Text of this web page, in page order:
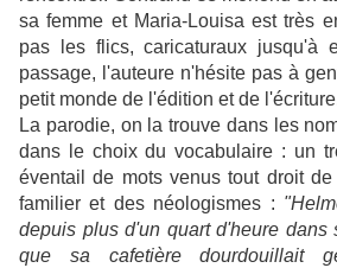
sa femme et Maria-Louisa est très
pas les flics, caricaturaux jusqu'à
passage, l'auteure n'hésite pas à
petit monde de l'édition et de
La parodie, on la trouve dans les
dans le choix du vocabulaire : un
éventail de mots venus tout droit
familier et des néologismes :
depuis plus d'un quart d'heure dans
que sa cafetière dourdouillait